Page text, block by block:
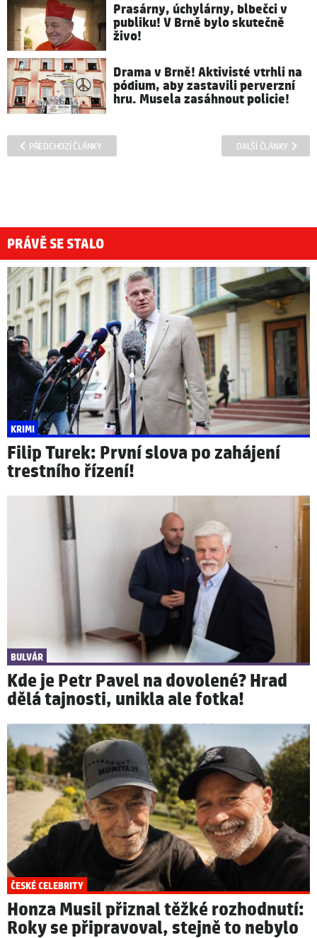
Prasárny, úchylárny, blbečci v
publiku! V Brně bylo skutečně
živo!
Drama v Brně! Aktivisté vtrhli na
pódium, aby zastavili perverzní
hru. Musela zasáhnout policie!
PŘEDCHOZÍ ČLÁNKY DALŠÍ ČLÁNKY
PRÁVĚ SE STALO
KRIMI
Filip Turek: První slova po zahájení
trestního řízení!
BULVÁR
Kde je Petr Pavel na dovolené? Hrad
dělá tajnosti, unikla ale fotka!
ČESKÉ CELEBRITY
Honza Musil přiznal těžké rozhodnutí:
Roky se připravoval, stejně to nebylo